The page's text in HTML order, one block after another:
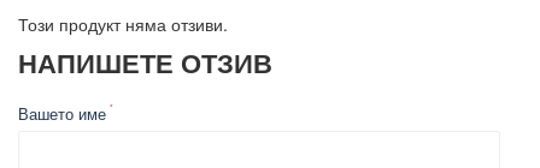
Този продукт няма отзиви.
НАПИШЕТЕ ОТЗИВ
Вашето име